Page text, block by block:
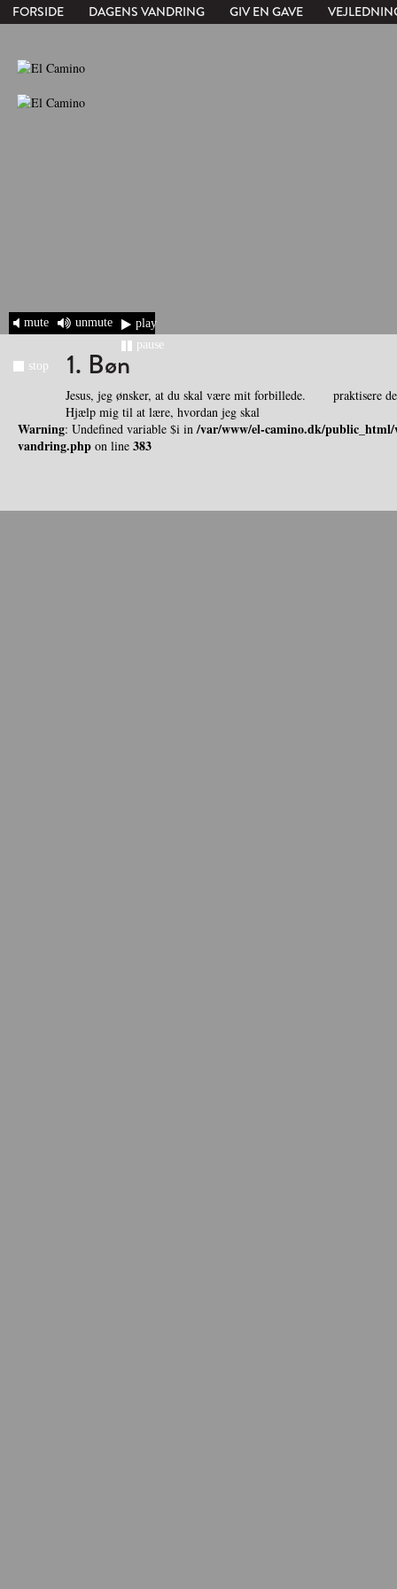
FORSIDE DAGENS VANDRING GIV EN GAVE
mute unmute
play
pause
stop
1. Bøn
Jesus, jeg ønsker, at du skal være mit forbillede.
Hjælp mig til at lære, hvordan jeg skal
praktisere
Warning: Undefined variable $i in/var/www/el-camino.dk/public_html/
vandring.phpon line 383